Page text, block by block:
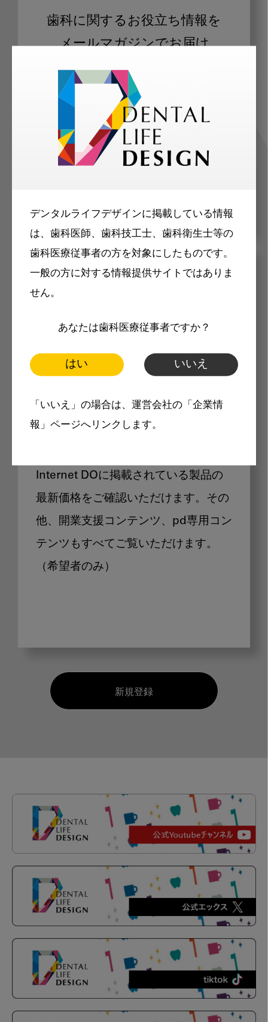
デンタルライフデザインに掲載している情報
は、歯科医師、歯科技工士、歯科衛生士等の
歯科医療従事者の方を対象にしたものです。
一般の方に対する情報提供サイトではありま
せん。
あなたは歯科医療従事者ですか？
はい いいえ
「いいえ」の場合は、運営会社の「企業情
報」ページへリンクします。
歯科に関するお役立ち情報を
メールマガジンでお届け
ご登録いただいた職種（歯科医師、歯
科衛生士、歯科技工士）に合わせた内
容のメールマガジンをお届けします。
メリット
製品価格も閲覧可能
Internet DOに掲載されている製品の
最新価格をご確認いただけます。その
他、開業支援コンテンツ、pd専用コン
テンツもすべてご覧いただけます。
（希望者のみ）
新規登録